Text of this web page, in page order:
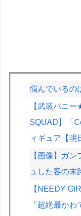
悩んでいるの
【武装バニ
SQUAD】「
ィギュア【明
【画像】ガ
ュした客の末
【NEEDY
「超絶最か